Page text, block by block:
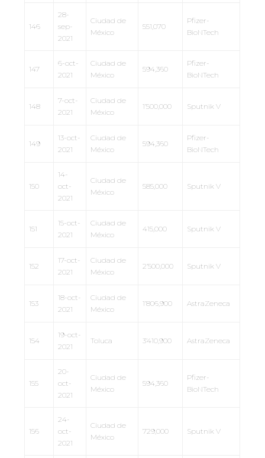
146
28-
sep-
2021
Ciudad de
México
551,070
Pfizer-
BioNTech
147
6-oct-
2021
Ciudad de
México
594,360
Pfizer-
BioNTech
148
7-oct-
2021
Ciudad de
México
1’500,000 Sputnik V
149
13-oct-
2021
Ciudad de
México
594,360
Pfizer-
BioNTech
150
14-
oct-
2021
Ciudad de
México
585,000 Sputnik V
151
15-oct-
2021
Ciudad de
México
415,000 Sputnik V
152
17-oct-
2021
Ciudad de
México
2’500,000 Sputnik V
153
18-oct-
2021
Ciudad de
México
1’806,900 AstraZeneca
154
19-oct-
2021
Toluca 3’410,900 AstraZeneca
155
20-
oct-
2021
Ciudad de
México
594,360
Pfizer-
BioNTech
156
24-
oct-
2021
Ciudad de
México
729,000 Sputnik V